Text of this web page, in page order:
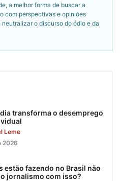
a melhor forma de buscar a
com perspectivas e opiniões
o discurso do ódio e da
transforma o desemprego
Leme
2026
estão fazendo no Brasil não
jornalismo com isso?